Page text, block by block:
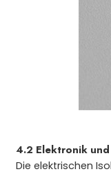
4.2 Elektronik
Die elektrischen